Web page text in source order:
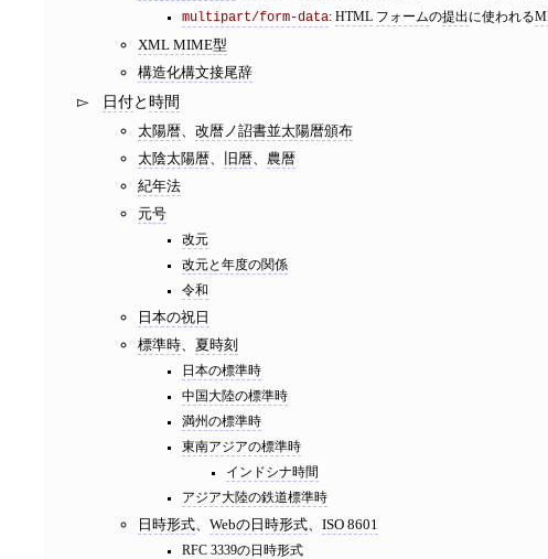
multipart/form-data: HTML フォームの提出に使われる
XML MIME型
構造化構文接尾辞
日付と時間
太陽暦、 改暦ノ詔書並太陽暦頒布
太陰太陽暦、 旧暦、 農暦
紀年法
元号
改元
改元と年度の関係
令和
日本の祝日
標準時、 夏時刻
日本の標準時
中国大陸の標準時
満州の標準時
東南アジアの標準時
インドシナ時間
アジア大陸の鉄道標準時
日時形式、 Webの日時形式、 ISO 8601
RFC 3339の日時形式